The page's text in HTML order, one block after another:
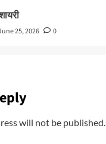
25, 2026 0
will not be published.